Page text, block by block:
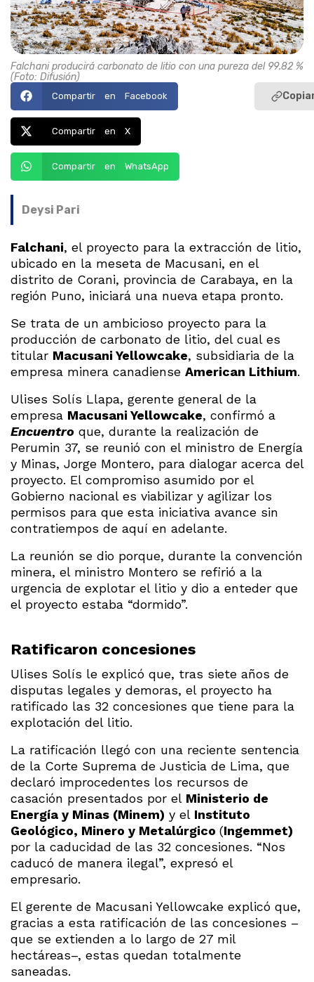
Falchani producirá carbonato de litio con una pureza del 99.82 %
(Foto: Difusión)
Compartir en Facebook
Compartir en X
Compartir en WhatsApp
Deysi Pari
Falchani, el proyecto para la extracción de litio,
ubicado en la meseta de Macusani, en el
distrito de Corani, provincia de Carabaya, en la
región Puno, iniciará una nueva etapa pronto.
Se trata de un ambicioso proyecto para la
producción de carbonato de litio, del cual es
titular Macusani Yellowcake, subsidiaria de la
empresa minera canadiense American Lithium.
Ulises Solís Llapa, gerente general de la
empresa Macusani Yellowcake, confirmó a
Encuentro que, durante la realización de
Perumin 37, se reunió con el ministro de Energía
y Minas, Jorge Montero, para dialogar acerca del
proyecto. El compromiso asumido por el
Gobierno nacional es viabilizar y agilizar los
permisos para que esta iniciativa avance sin
contratiempos de aquí en adelante.
La reunión se dio porque, durante la convención
minera, el ministro Montero se refirió a la
urgencia de explotar el litio y dio a enteder que
el proyecto estaba “dormido”.
Ratificaron concesiones
Ulises Solís le explicó que, tras siete años de
disputas legales y demoras, el proyecto ha
ratificado las 32 concesiones que tiene para la
explotación del litio.
La ratificación llegó con una reciente sentencia
de la Corte Suprema de Justicia de Lima, que
declaró improcedentes los recursos de
casación presentados por el Ministerio de
Energía y Minas (Minem) y el Instituto
Geológico, Minero y Metalúrgico (Ingemmet)
por la caducidad de las 32 concesiones. “Nos
caducó de manera ilegal”, expresó el
empresario.
El gerente de Macusani Yellowcake explicó que,
gracias a esta ratificación de las concesiones –
que se extienden a lo largo de 27 mil
hectáreas–, estas quedan totalmente
saneadas.